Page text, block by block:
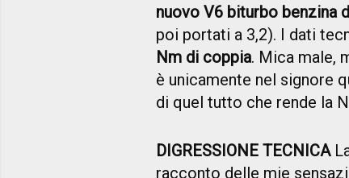
nuovo V6 biturbo benzina
poi portati a 3,2). I dati
Nm di coppia. Mica male,
è unicamente nel signore
di quel tutto che rende la
DIGRESSIONE TECNICA
racconto delle mie